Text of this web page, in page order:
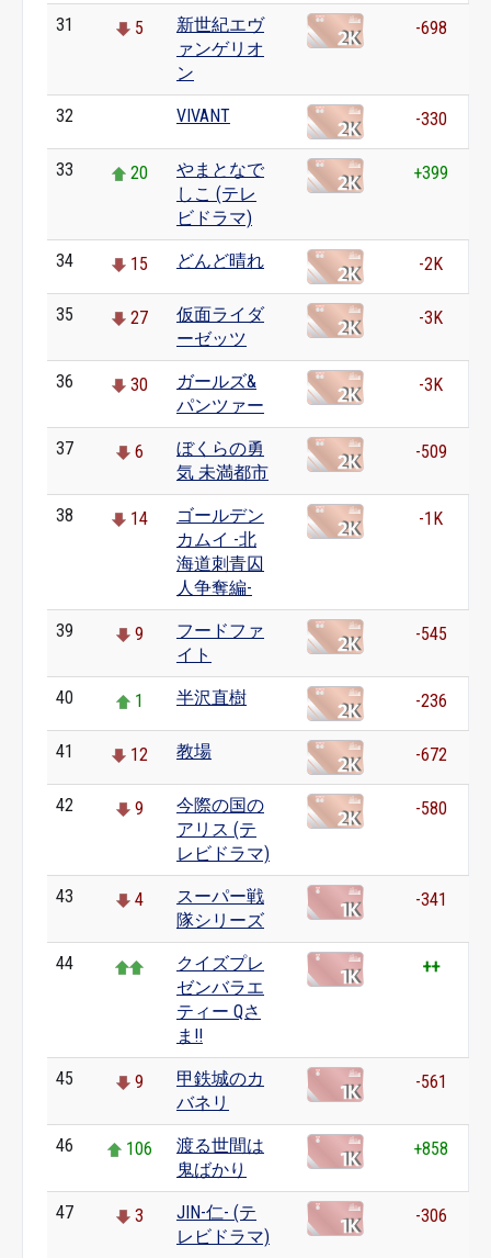
31 5
新世紀エヴ
ァンゲリオ
ン
-698
32 VIVANT -330
33 20
やまとなで
しこ (テレ
ビドラマ)
+399
34 15 どんど晴れ -2K
35 27
仮面ライダ
ーゼッツ
-3K
36 30
ガールズ&
パンツァー
-3K
37 6
ぼくらの勇
気 未満都市
-509
38 14
ゴールデン
カムイ -北
海道刺青囚
人争奪編-
-1K
39 9
フードファ
イト
-545
40 1 半沢直樹 -236
41 12 教場 -672
42 9
今際の国の
アリス (テ
レビドラマ)
-580
43 4
スーパー戦
隊シリーズ
-341
44
クイズプレ
ゼンバラエ
ティー Qさ
ま!!
++
45 9
甲鉄城のカ
バネリ
-561
46 106
渡る世間は
鬼ばかり
+858
47 3
JIN-仁- (テ
レビドラマ)
-306